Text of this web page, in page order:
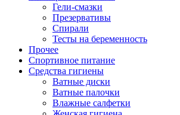
Гели-смазки
Презервативы
Спирали
Тесты на беременность
Прочее
Спортивное питание
Средства гигиены
Ватные диски
Ватные палочки
Влажные салфетки